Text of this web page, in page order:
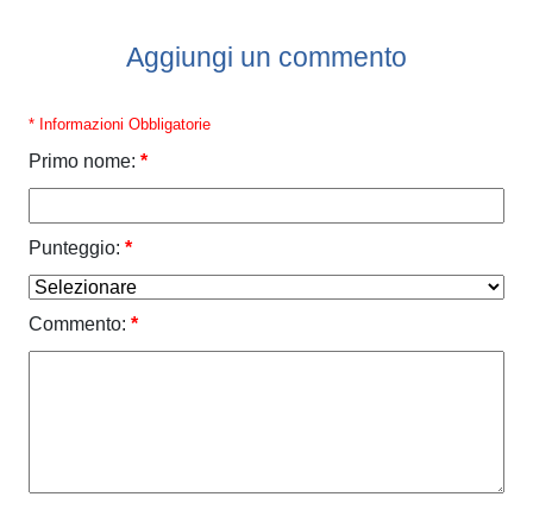
Aggiungi un commento
* Informazioni Obbligatorie
Primo nome: *
Punteggio: *
Commento: *